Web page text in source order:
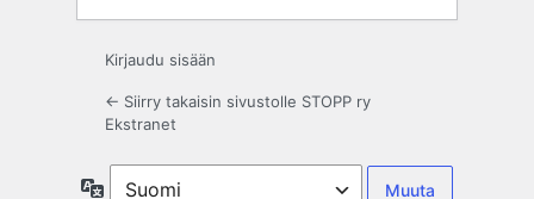
Kirjaudu sisään
← Siirry takaisin sivustolle STOPP ry
Ekstranet
Kieli